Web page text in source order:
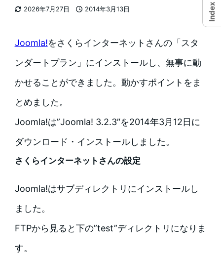
2026年7月27日
2014年3月13日
者
Joomla!をさくらインターネットさんの「スタ
ンダートプラン」にインストールし、無事に動
かせることができました。動かすポイントをま
とめました。
Joomla!は”Joomla! 3.2.3″を2014年3月12日に
ダウンロード・インストールしました。
さくらインターネットさんの設定
Joomla!はサブディレクトリにインストールし
ました。
FTPから見ると下の”test”ディレクトリになりま
す。
Index